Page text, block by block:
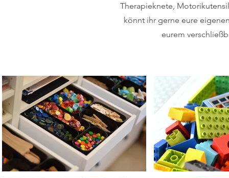
Therapieknete,
könnt ihr gerne eure
eurem